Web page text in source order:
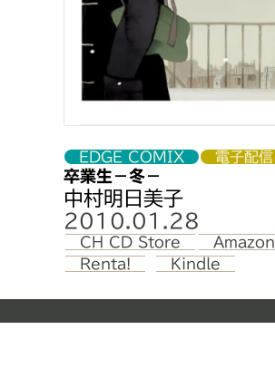
EDGE COMIX 電子配信
卒業生－冬－
中村明日美子
2010.01.28
CH CD Store
Amazon
Renta!
Kindle